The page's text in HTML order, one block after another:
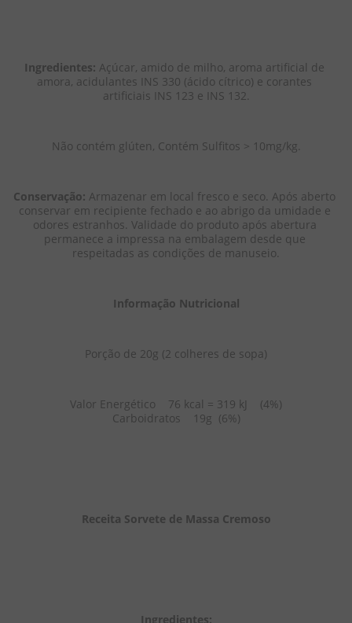
Ingredientes: Açúcar, amido de milho, aroma artificial de
amora, acidulantes INS 330 (ácido cítrico) e corantes
artificiais INS 123 e INS 132.
Não contém glúten, Contém Sulfitos > 10mg/kg.
Conservação: Armazenar em local fresco e seco. Após aberto
conservar em recipiente fechado e ao abrigo da umidade e
odores estranhos. Validade do produto após abertura
permanece a impressa na embalagem desde que
respeitadas as condições de manuseio.
Informação Nutricional
Porção de 20g (2 colheres de sopa)
Valor Energético    76 kcal = 319 kJ    (4%)
Carboidratos    19g  (6%)
Receita Sorvete de Massa Cremoso
Ingredientes: